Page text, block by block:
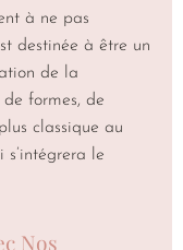
à ne pas
destinée à être un
de la
formes, de
classique au
s’intégrera le
Nos